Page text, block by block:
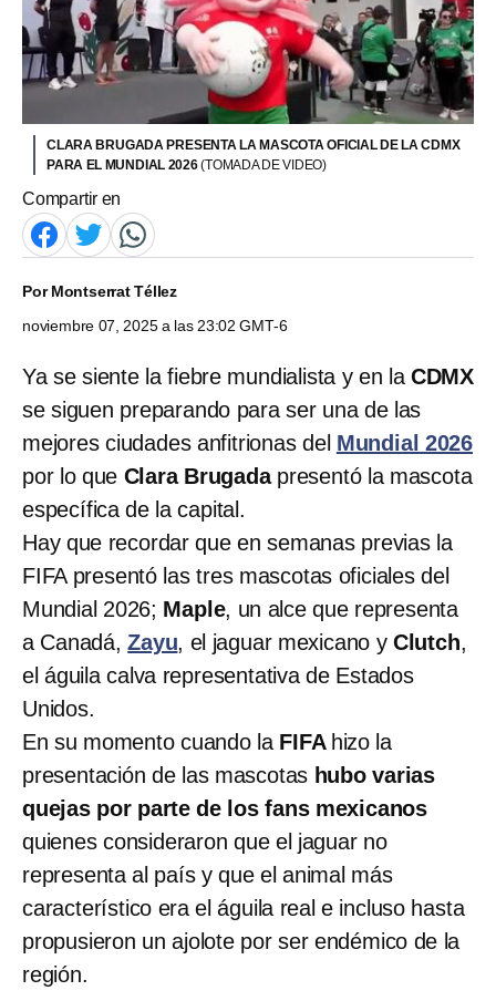
CLARA BRUGADA PRESENTA LA MASCOTA OFICIAL DE LA CDMX
PARA EL MUNDIAL 2026(TOMADA DE VIDEO)
Compartir en
PorMontserrat Téllez
noviembre 07, 2025 a las 23:02 GMT-6
Ya se siente la fiebre mundialista y en la CDMX
se siguen preparando para ser una de las
mejores ciudades anfitrionas del Mundial 2026
por lo que Clara Brugadapresentó la mascota
específica de la capital.
Hay que recordar que en semanas previas la
FIFA presentó las tres mascotas oficiales del
Mundial 2026; Maple, un alce que representa
a Canadá,Zayu, el jaguar mexicano y Clutch,
el águila calva representativa de Estados
Unidos.
En su momento cuando la FIFA hizo la
presentación de las mascotas hubo varias
quejas por parte de los fans mexicanos
quienes consideraron que el jaguar no
representa al país y que el animal más
característico era el águila real e incluso hasta
propusieron un ajolote por ser endémico de la
región.